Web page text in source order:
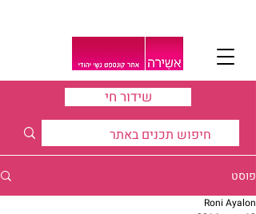
שידור חי
פוסט
Roni Ayalon